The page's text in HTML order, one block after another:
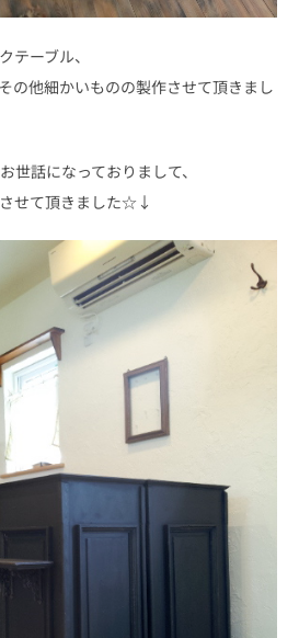
テーブル、
の他細かいものの製作させて頂きまし
世話になっておりまして、
せて頂きました☆↓